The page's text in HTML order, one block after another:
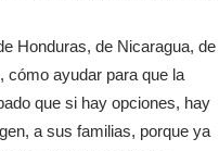
Honduras, de Nicaragua, de
cómo ayudar para que la
que si hay opciones, hay
a sus familias, porque ya